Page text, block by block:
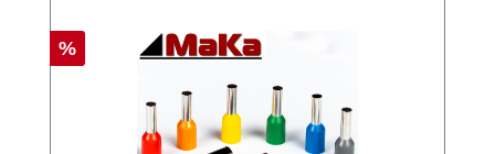
Rabatt
%